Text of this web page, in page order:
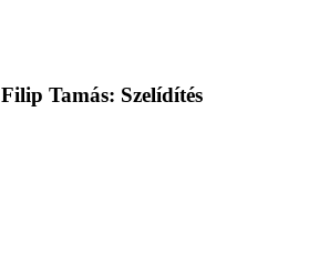
Filip Tamás: Szelídítés